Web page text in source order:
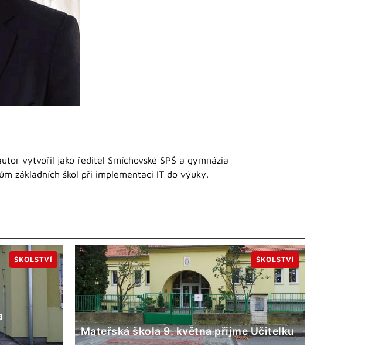
vytvořil jako ředitel Smíchovské SPŠ a gymnázia
základních škol při implementaci IT do výuky.
ŠKOLSTVÍ
Mateřská škola 9. května přijme Učitelku
ŠKOLSTVÍ